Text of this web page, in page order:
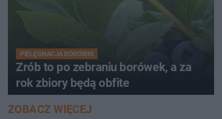
PIELĘGNACJA BORÓWKI
Zrób to po zebraniu borówek, a za
rok zbiory będą obfite
ZOBACZ WIĘCEJ